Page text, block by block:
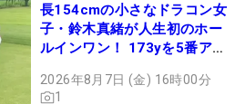
長154cmの小さなドラコン女
子・鈴木真緒が人生初のホー
ルインワン！ 173yを5番アイ
2026年8月7日 (金) 16時00分
1